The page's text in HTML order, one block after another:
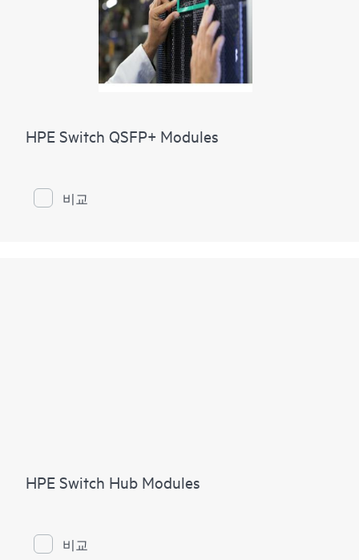
HPE Switch QSFP+ Modules
비교
HPE Switch Hub Modules
비교